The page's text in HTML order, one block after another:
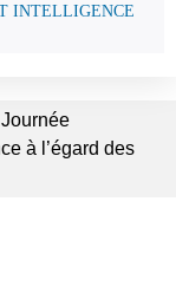
INTELLIGENCE
Journée
à l’égard des